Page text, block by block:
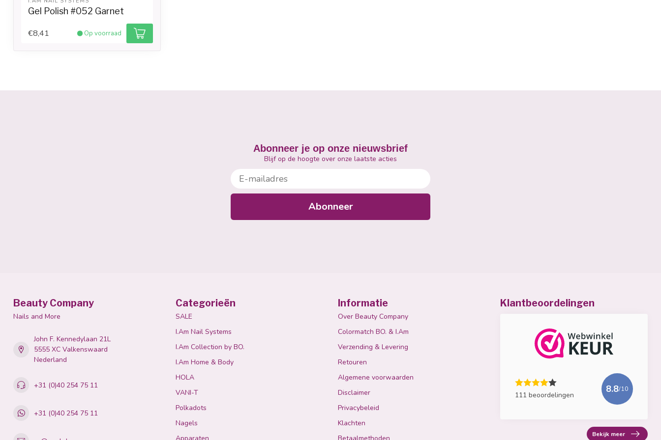
Gel Polish #052 Garnet
€8,41 Op voorraad
Abonneer je op onze nieuwsbrief
Blijf op de hoogte over onze laatste acties
E-mailadres
Abonneer
Beauty Company
Nails and More
John F. Kennedylaan 21L
5555 XC Valkenswaard
Nederland
+31 (0)40 254 75 11
+31 (0)40 254 75 11
Categorieën
SALE
I.Am Nail Systems
I.Am Collection by BO.
I.Am Home & Body
HOLA
VANI-T
Polkadots
Nagels
Informatie
Over Beauty Company
Colormatch BO. & I.Am
Verzending & Levering
Retouren
Algemene voorwaarden
Disclaimer
Privacybeleid
Klachten
Klantbeoordelingen
111 beoordelingen
8.8/10
Bekijk meer